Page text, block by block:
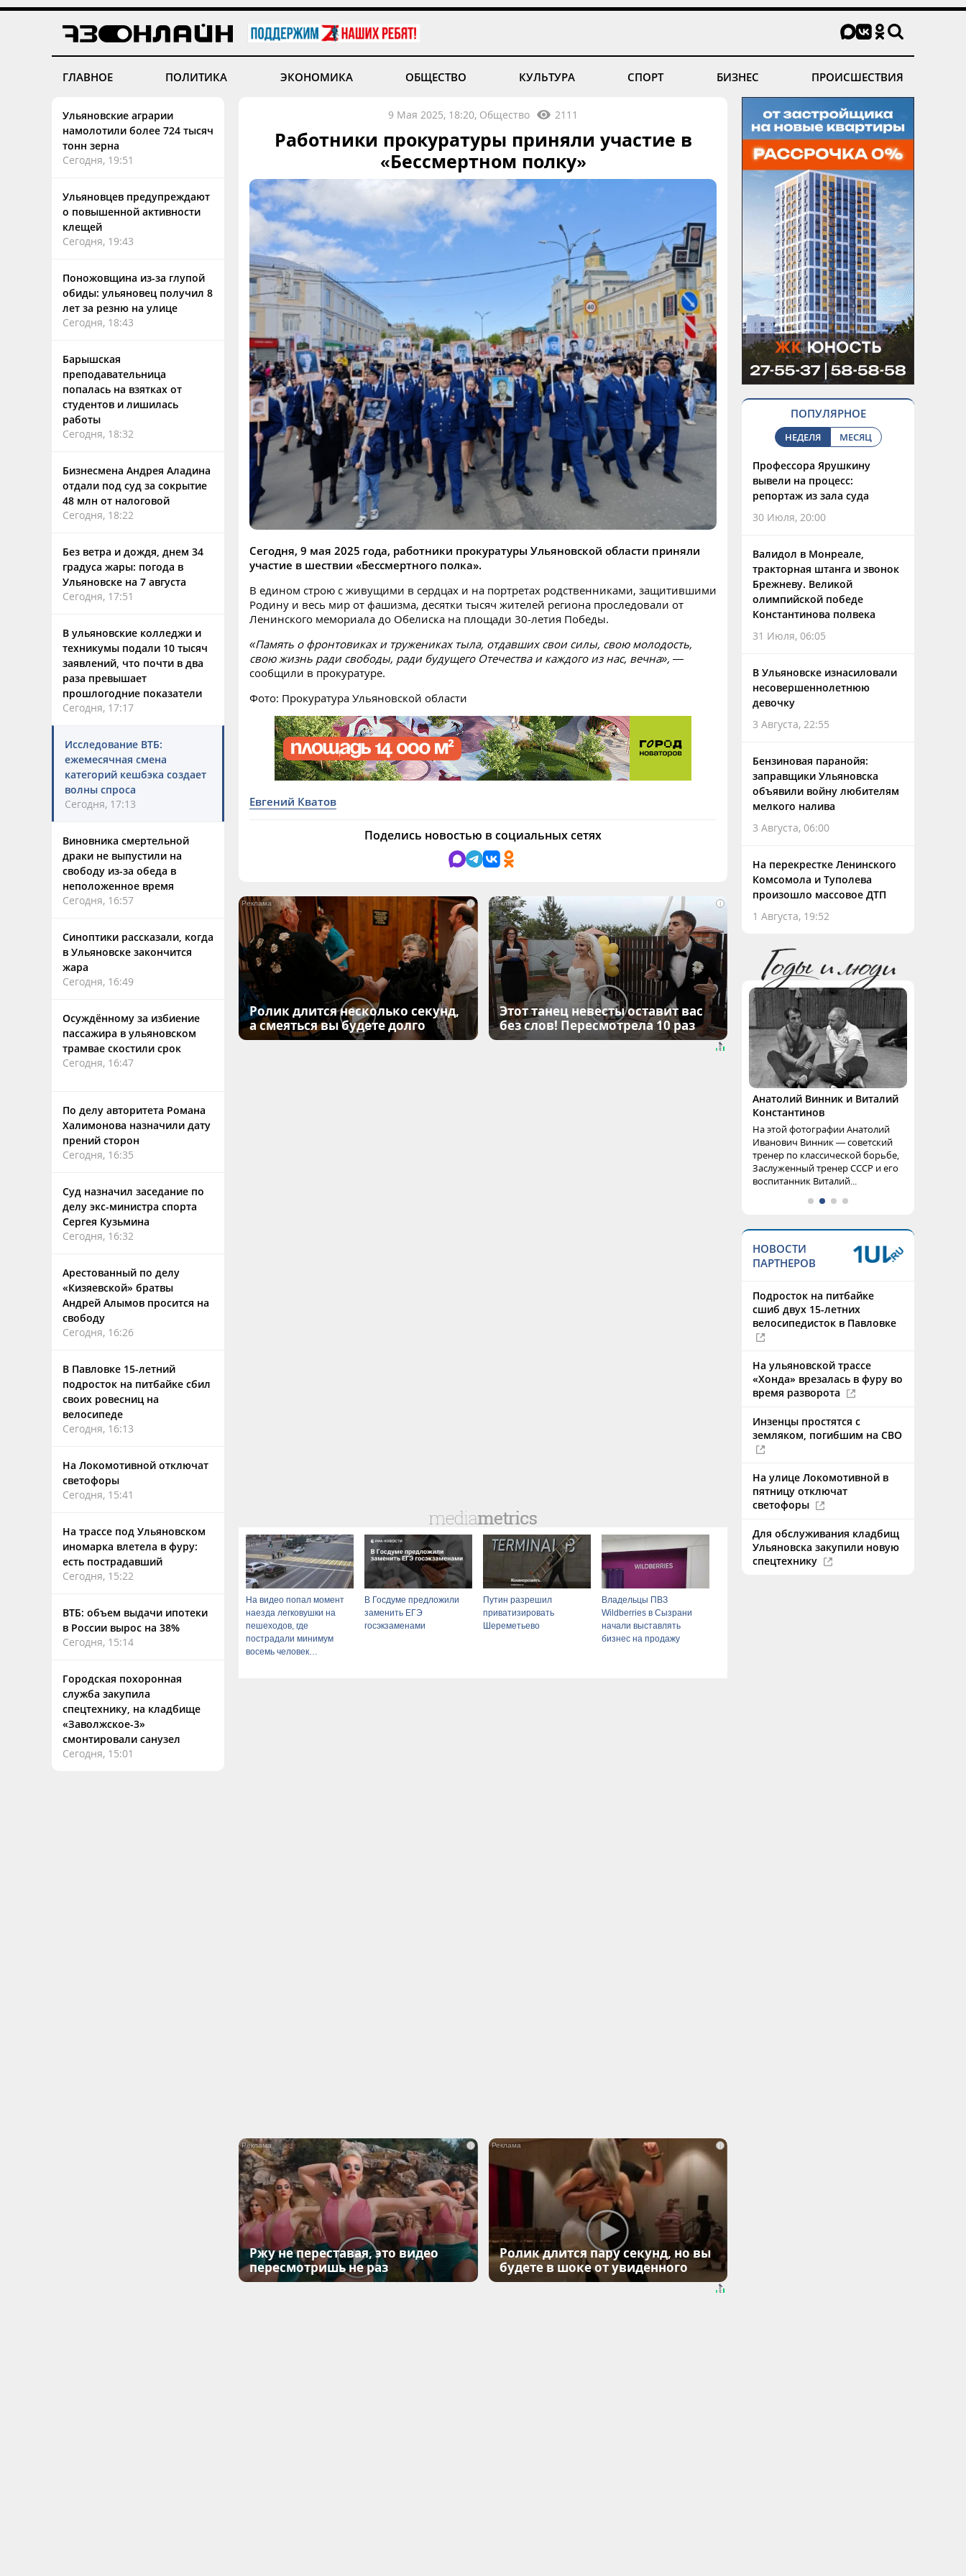
ГЛАВНОЕ ПОЛИТИКА ЭКОНОМИКА ОБЩЕСТВО КУЛЬТУРА СПОРТ БИЗНЕС ПРОИСШЕСТВИЯ
Ульяновские аграрии
намолотили более 724 тысяч
тонн зерна
Сегодня, 19:51
Ульяновцев предупреждают
о повышенной активности
клещей
Сегодня, 19:43
Поножовщина из-за глупой
обиды: ульяновец получил 8
лет за резню на улице
Сегодня, 18:43
Барышская
преподавательница
попалась на взятках от
студентов и лишилась
работы
Сегодня, 18:32
Бизнесмена Андрея Аладина
отдали под суд за сокрытие
48 млн от налоговой
Сегодня, 18:22
Без ветра и дождя, днем 34
градуса жары: погода в
Ульяновске на 7 августа
Сегодня, 17:51
В ульяновские колледжи и
техникумы подали 10 тысяч
заявлений, что почти в два
раза превышает
прошлогодние показатели
Сегодня, 17:17
Исследование ВТБ:
ежемесячная смена
категорий кешбэка создает
волны спроса
Сегодня, 17:13
Виновника смертельной
драки не выпустили на
свободу из-за обеда в
неположенное время
Сегодня, 16:57
Синоптики рассказали, когда
в Ульяновске закончится
жара
Сегодня, 16:49
Осуждённому за избиение
пассажира в ульяновском
трамвае скостили срок
Сегодня, 16:47
По делу авторитета Романа
Халимонова назначили дату
прений сторон
Сегодня, 16:35
Суд назначил заседание по
делу экс-министра спорта
Сергея Кузьмина
Сегодня, 16:32
Арестованный по делу
«Кизяевской» братвы
Андрей Алымов просится на
свободу
Сегодня, 16:26
В Павловке 15-летний
подросток на питбайке сбил
своих ровесниц на
велосипеде
Сегодня, 16:13
На Локомотивной отключат
светофоры
Сегодня, 15:41
На трассе под Ульяновском
иномарка влетела в фуру:
есть пострадавший
Сегодня, 15:22
ВТБ: объем выдачи ипотеки
в России вырос на 38%
Сегодня, 15:14
Городская похоронная
служба закупила
спецтехнику, на кладбище
«Заволжское-3»
смонтировали санузел
Сегодня, 15:01
9 Мая 2025, 18:20, Общество 2111
Работники прокуратуры приняли участие в
«Бессмертном полку»
Сегодня, 9 мая 2025 года, работники прокуратуры Ульяновской области приняли
участие в шествии «Бессмертного полка».
В едином строю с живущими в сердцах и на портретах родственниками, защитившими
Родину и весь мир от фашизма, десятки тысяч жителей региона проследовали от
Ленинского мемориала до Обелиска на площади 30-летия Победы.
«Память о фронтовиках и тружениках тыла, отдавших свои силы, свою молодость,
свою жизнь ради свободы, ради будущего Отечества и каждого из нас, вечна», —
сообщили в прокуратуре.
Фото: Прокуратура Ульяновской области
Евгений Кватов
Поделись новостью в социальных сетях
i
Ролик длится несколько секунд,
а смеяться вы будете долго
i
Этот танец невесты оставит вас
без слов! Пересмотрела 10 раз
На видео попал момент
наезда легковушки на
пешеходов, где
пострадали минимум
восемь человек
В Госдуме предложили
заменить ЕГЭ
госэкзаменами
Путин разрешил
приватизировать
Шереметьево
Владельцы ПВЗ
Wildberries в Сызрани
начали выставлять
бизнес на продажу
i
Ржу не переставая, это видео
пересмотришь не раз
i
Ролик длится пару секунд, но вы
будете в шоке от увиденного
ПОПУЛЯРНОЕ
НЕДЕЛЯ МЕСЯЦ
Профессора Ярушкину
вывели на процесс:
репортаж из зала суда
30 Июля, 20:00
Валидол в Монреале,
тракторная штанга и звонок
Брежневу. Великой
олимпийской победе
Константинова полвека
31 Июля, 06:05
В Ульяновске изнасиловали
несовершеннолетнюю
девочку
3 Августа, 22:55
Бензиновая паранойя:
заправщики Ульяновска
объявили войну любителям
мелкого налива
3 Августа, 06:00
На перекрестке Ленинского
Комсомола и Туполева
произошло массовое ДТП
1 Августа, 19:52
Анатолий Винник и Виталий
Константинов
На этой фотографии Анатолий
Иванович Винник — советский
тренер по классической борьбе,
Заслуженный тренер СССР и его
воспитанник Виталий...
НОВОСТИ
ПАРТНЕРОВ
Подросток на питбайке
сшиб двух 15-летних
велосипедисток в Павловке
На ульяновской трассе
«Хонда» врезалась в фуру во
время разворота
Инзенцы простятся с
земляком, погибшим на СВО
На улице Локомотивной в
пятницу отключат
светофоры
Для обслуживания кладбищ
Ульяновска закупили новую
спецтехнику